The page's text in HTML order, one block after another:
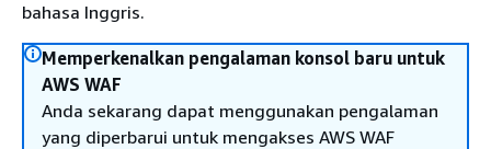
bahasa Inggris.
Memperkenalkan pengalaman konsol baru untuk
AWS WAF
Anda sekarang dapat menggunakan pengalaman
yang diperbarui untuk mengakses AWS WAF